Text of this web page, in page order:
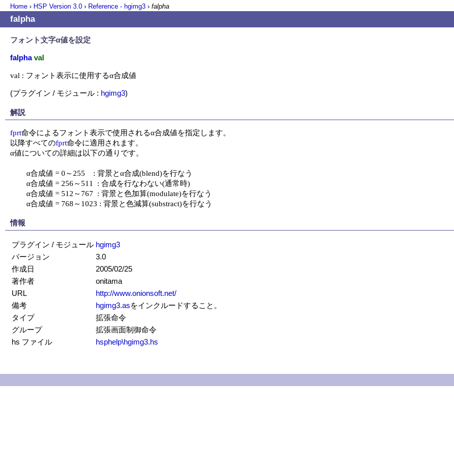
Home › HSP Version 3.0 › Reference - hgimg3 › falpha
falpha
フォント文字α値を設定
falpha val
val : フォント表示に使用するα合成値
(プラグイン / モジュール : hgimg3)
解説
fprt命令によるフォント表示で使用されるα合成値を指定します。
以降すべてのfprt命令に適用されます。
α値についての詳細は以下の通りです。
	α合成値 = 768～1023 : 背景と色減算(substract)を行なう
情報
プラグイン / モジュール hgimg3
バージョン
3.0
作成日
2005/02/25
著作者
onitama
URL
http://www.onionsoft.net/
備考
hgimg3.asをインクルードすること。
タイプ
拡張命令
グループ
拡張画面制御命令
hs ファイル
hsphelp\hgimg3.hs